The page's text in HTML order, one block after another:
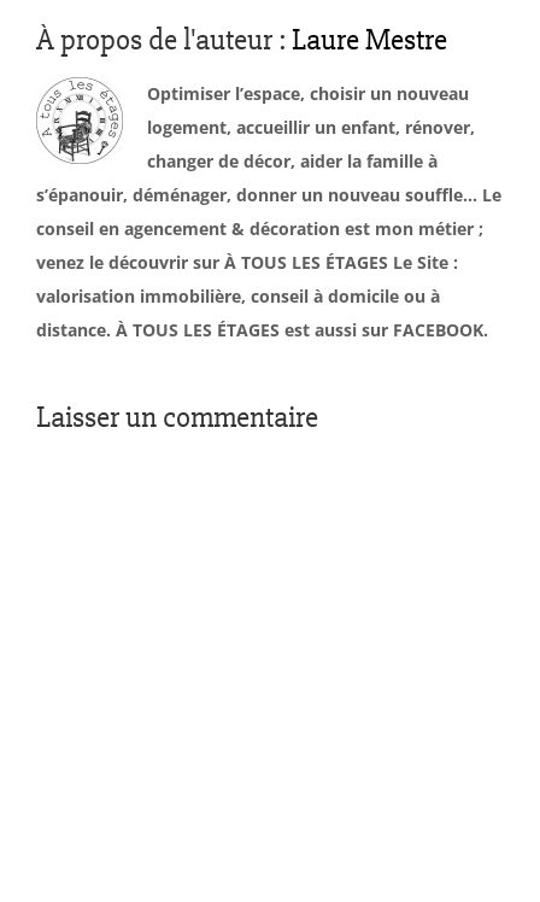
À propos de l'auteur : Laure Mestre
Optimiser l’espace, choisir un nouveau
logement, accueillir un enfant, rénover,
changer de décor, aider la famille à
s’épanouir, déménager, donner un nouveau souffle… Le
conseil en agencement & décoration est mon métier ;
venez le découvrir sur À TOUS LES ÉTAGES Le Site :
valorisation immobilière, conseil à domicile ou à
distance. À TOUS LES ÉTAGES est aussi sur FACEBOOK.
Laisser un commentaire